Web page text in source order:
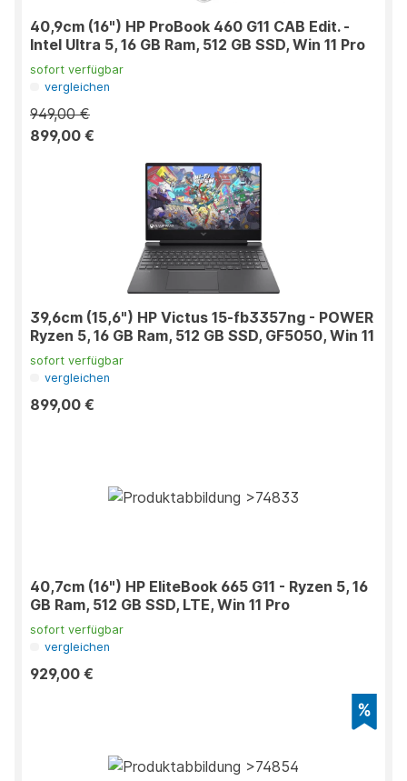
40,9cm (16") HP ProBook 460 G11 CAB Edit. -
Intel Ultra 5, 16 GB Ram, 512 GB SSD, Win 11 Pro
sofort verfügbar
vergleichen
949,00 €
899,00 €
39,6cm (15,6") HP Victus 15-fb3357ng - POWER
Ryzen 5, 16 GB Ram, 512 GB SSD, GF5050, Win 11
sofort verfügbar
vergleichen
899,00 €
40,7cm (16") HP EliteBook 665 G11 - Ryzen 5, 16
GB Ram, 512 GB SSD, LTE, Win 11 Pro
sofort verfügbar
vergleichen
929,00 €